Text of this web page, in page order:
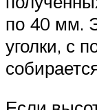
по 40 мм.
уголки, с